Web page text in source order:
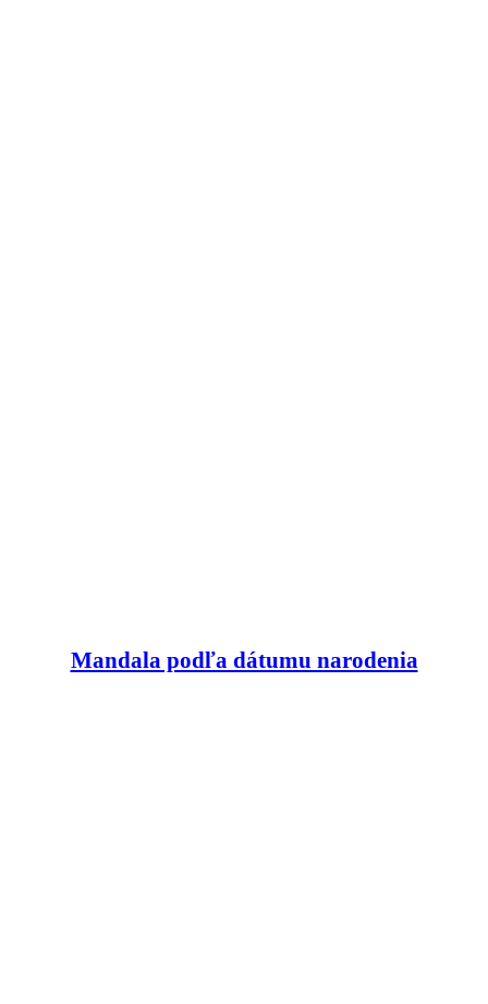
Mandala podľa dátumu narodenia